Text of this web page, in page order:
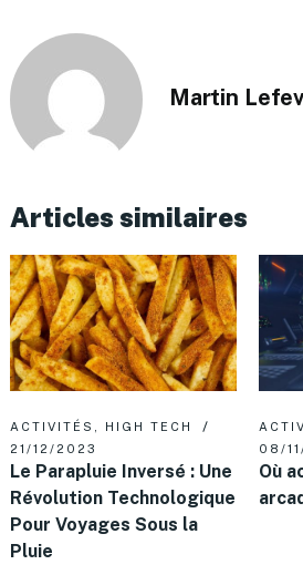
Martin
Articles similaires
ACTIVITÉS
HIGH TECH
21/12/2023
Le Parapluie Inversé : Une
Révolution Technologique
Pour Voyages Sous la
Pluie
08/
Où